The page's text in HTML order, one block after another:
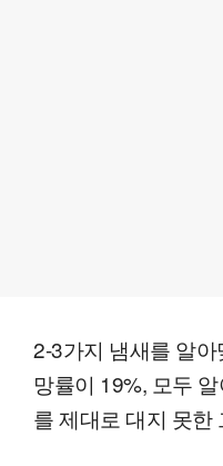
2-3가지 냄새를 알
망률이 19%, 모두
를 제대로 대지 못한